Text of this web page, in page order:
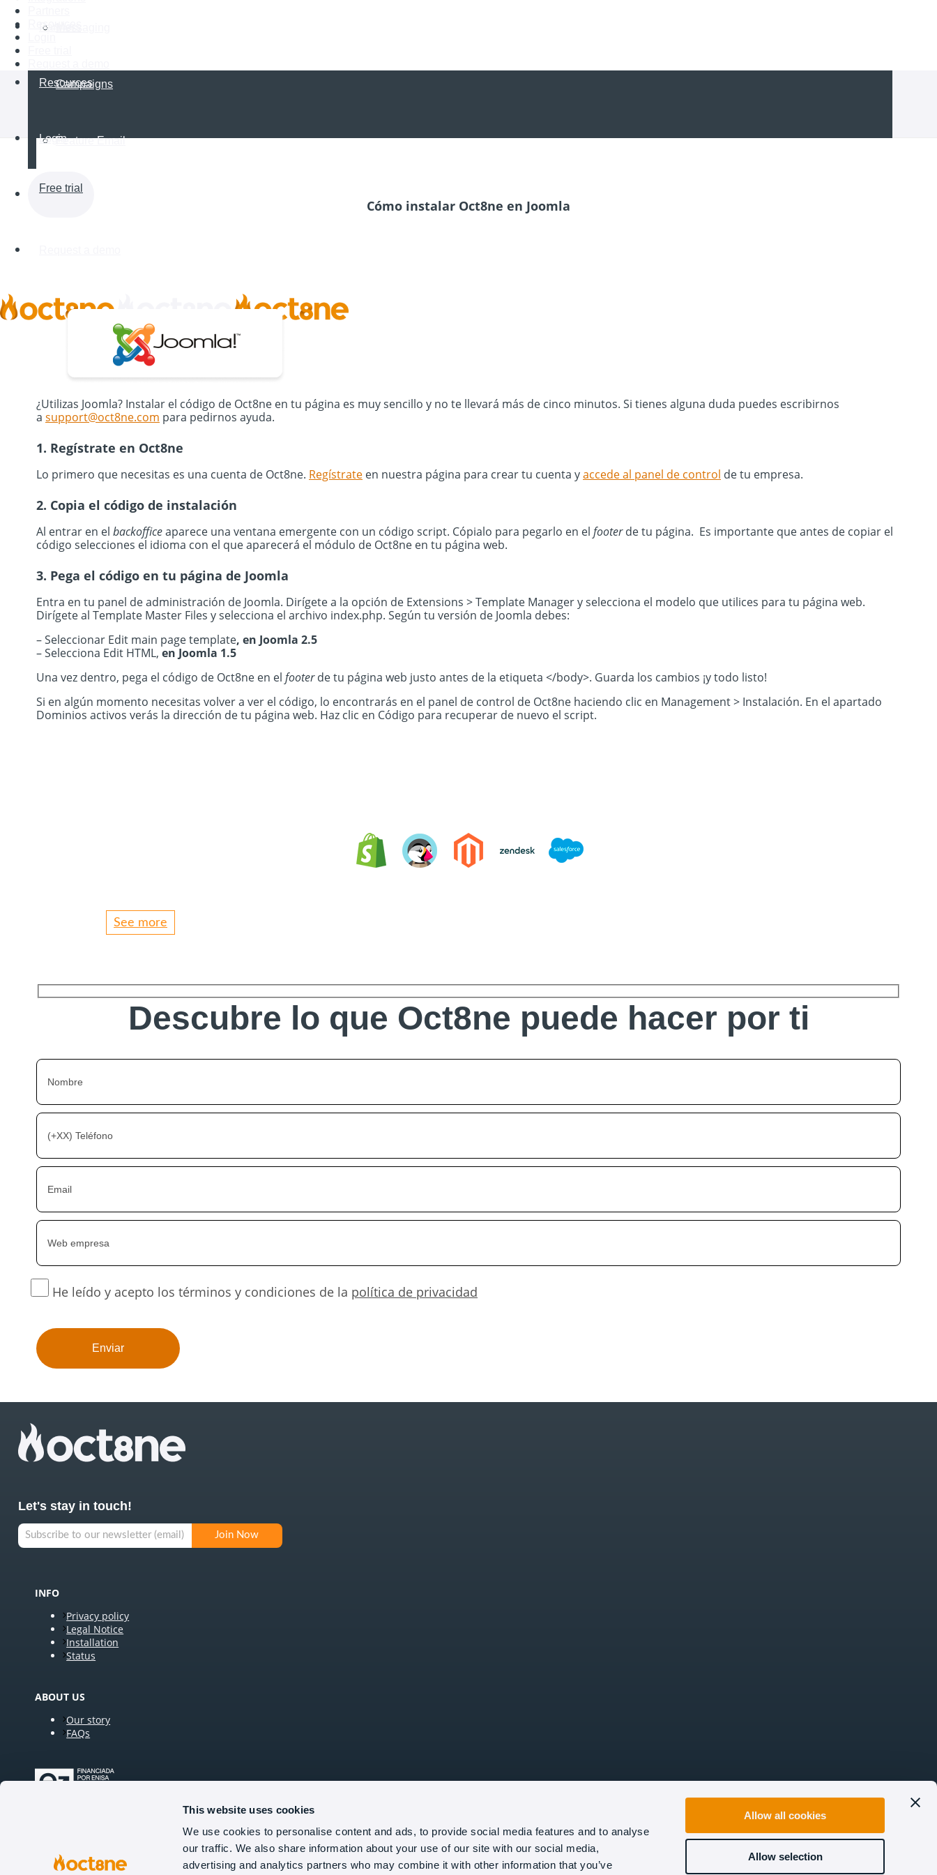
This website uses cookies
We use cookies to personalise content and ads, to provide social media features and to analyse
our traffic. We also share information about your use of our site with our social media,
advertising and analytics partners who may combine it with other information that you’ve
Allow all cookies
Allow selection
Campaigns
Feature Email
Partners
Resources
Login
Free trial
Resources
Cómo instalar Oct8ne en Joomla
¿Utilizas Joomla? Instalar el código de Oct8ne en tu página es muy sencillo y no te llevará más de cinco minutos. Si tienes alguna duda puedes escribirnos
a support@oct8ne.com para pedirnos ayuda.
1. Regístrate en Oct8ne
Lo primero que necesitas es una cuenta de Oct8ne. Regístrate en nuestra página para crear tu cuenta yaccede al panel de control de tu empresa.
2. Copia el código de instalación
Al entrar en el backofficeaparece una ventana emergente con un código script. Cópialo para pegarlo en el footerde tu página. Es importante que antes de copiar el
código selecciones el idioma con el que aparecerá el módulo de Oct8ne en tu página web.
3. Pega el código en tu página de Joomla
Entra en tu panel de administración de Joomla. Dirígete a la opción de Extensions > Template Manager y selecciona el modelo que utilices para tu página web.
Dirígete al Template Master Files y selecciona el archivo index.php. Según tu versión de Joomla debes:
– Seleccionar Edit main page template, en Joomla 2.5
– Selecciona Edit HTML, en Joomla 1.5
Una vez dentro, pega el código de Oct8ne en el footerde tu página web justo antes de la etiqueta </body>. Guarda los cambios ¡y todo listo!
Si en algún momento necesitas volver a ver el código, lo encontrarás en el panel de control de Oct8ne haciendo clic en Management > Instalación. En el apartado
Dominios activos verás la dirección de tu página web. Haz clic en Código para recuperar de nuevo el script.
See more
Descubre lo que Oct8ne puede hacer por ti
He leído y acepto los términos y condiciones de la política de privacidad
Let's stay in touch!
INFO
Privacy policy
Legal Notice
Installation
Status
ABOUT US
Our story
FAQs
FOLLOW US